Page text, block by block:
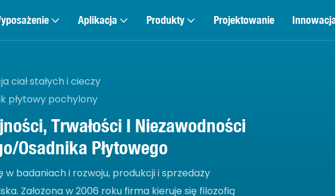
Aplikacja Produkty Projektowanie
ciał stałych i cieczy
płytowy pochylony
Trwałości I Niezawodności
osadnika Płytowego
w badaniach i rozwoju, produkcji i sprzedaży
Założona w 2006 roku firma kieruje się filozofią